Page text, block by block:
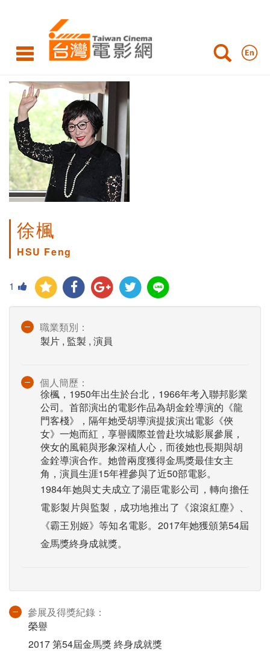
徐楓
HSU Feng
1
職業類別：
製片 , 監製 , 演員
個人簡歷：
徐楓，1950年出生於台北，1966年考入聯邦影業
公司。首部演出的電影作品為胡金銓導演的《龍
門客棧》，隔年她受胡導演提拔演出電影《俠
女》一炮而紅，享譽國際並曾赴坎城影展參展，
俠女的風範與形象深植人心，而後她也長期與胡
金銓導演合作。她曾兩度獲得金馬獎最佳女主
角，演員生涯15年裡參與了近50部電影。
1984年她與丈夫成立了湯臣電影公司，轉向擔任
電影製片與監製，成功地推出了《滾滾紅塵》、
《霸王別姬》等知名電影。2017年她獲頒第54屆
金馬獎終身成就獎。
參展及得獎紀錄：
榮譽
2017 第54屆金馬獎 終身成就獎